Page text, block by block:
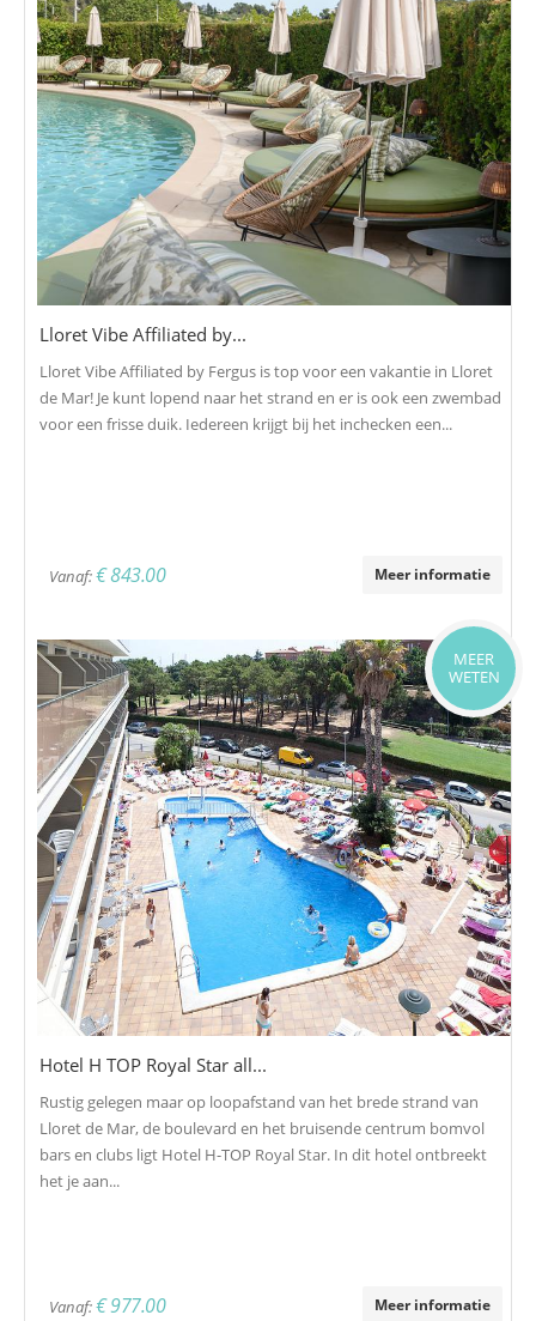
Lloret Vibe Affiliated by...
Lloret Vibe Affiliated by Fergus is top voor een vakantie in Lloret
de Mar! Je kunt lopend naar het strand en er is ook een zwembad
voor een frisse duik. Iedereen krijgt bij het inchecken een...
Vanaf:€ 843.00 Meer informatie
MEER
WETEN
Hotel H TOP Royal Star all...
Rustig gelegen maar op loopafstand van het brede strand van
Lloret de Mar, de boulevard en het bruisende centrum bomvol
bars en clubs ligt Hotel H-TOP Royal Star. In dit hotel ontbreekt
het je aan...
Vanaf:€ 977.00 Meer informatie